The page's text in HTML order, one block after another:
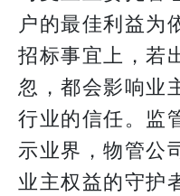
户的最佳利益为
招标事宜上，若
忽，都会影响业
行业的信任。监
示业界，物管公
业主权益的守护